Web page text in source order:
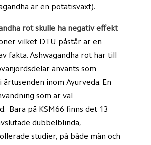
är en potatisväxt).
rot skulle ha negativ effekt
vilket DTU påstår är en
fakta. Ashwagandha rot har till
använts som
årtusenden inom Ayurveda. En
som är väl
Bara på KSM66 finns det 13
dubbelblinda,
studier, på både män och